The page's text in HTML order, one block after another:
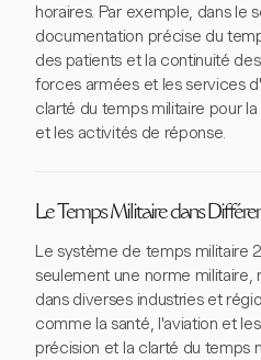
horaires. Par exemple, dans le
documentation précise du
des patients et la continuité
forces armées et les services
clarté du temps militaire pour
et les activités de réponse.
Le Temps Militaire dans
Le système de temps militaire
seulement une norme militaire,
dans diverses industries et
comme la santé, l'aviation et
précision et la clarté du temps